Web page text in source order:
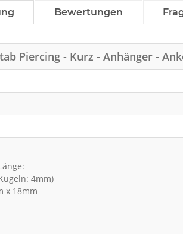
Bewertungen
Piercing - Kurz - Anhänger -
4mm)
x 18mm